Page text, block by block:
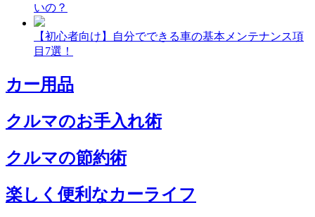
いの？
【初心者向け】自分でできる車の基本メンテナンス項
目7選！
カー用品
クルマのお手入れ術
クルマの節約術
楽しく便利なカーライフ